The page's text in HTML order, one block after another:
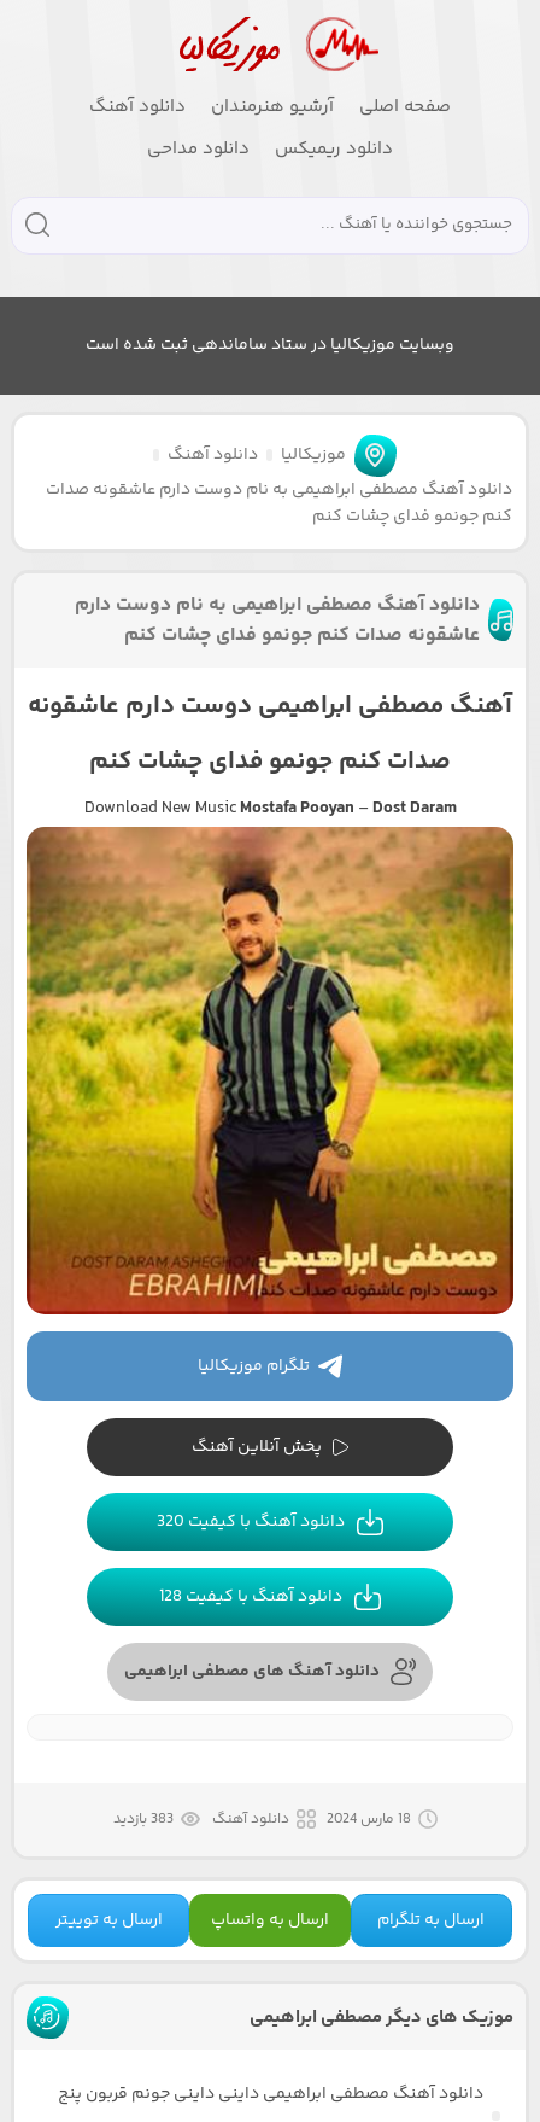
صفحه اصلی آرشیو هنرمندان
دانلود آهنگ
دانلود ریمیکس
دانلود مداحی
وبسایت موزیکالیا در ستاد ساماندهی ثبت شده است
موزیکالیا
دانلود آهنگ
دانلود آهنگ مصطفی ابراهیمی به نام دوست دارم عاشقونه صدات
کنم جونمو فدای چشات کنم
دانلود آهنگ مصطفی ابراهیمی به نام دوست دارم
عاشقونه صدات کنم جونمو فدای چشات کنم
آهنگ مصطفی ابراهیمی دوست دارم عاشقونه
صدات کنم جونمو فدای چشات کنم
Download New MusicMostafa Pooyan – Dost Daram
تلگرام موزیکالیا
پخش آنلاین آهنگ
دانلود آهنگ با کیفیت 320
دانلود آهنگ با کیفیت 128
دانلود آهنگ های مصطفی ابراهیمی
18 مارس 2024 دانلود آهنگ 383 بازدید
ارسال به تلگرام ارسال به واتساپ ارسال به توییتر
موزیک های دیگر مصطفی ابراهیمی
دانلود آهنگ مصطفی ابراهیمی داینی داینی جونم قربون پنج